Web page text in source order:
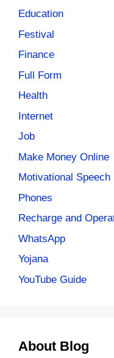
Education
Festival
Finance
Full Form
Health
Internet
Job
Make Money Online
Motivational Speech
Phones
Recharge and
WhatsApp
Yojana
YouTube Guide
About Blog